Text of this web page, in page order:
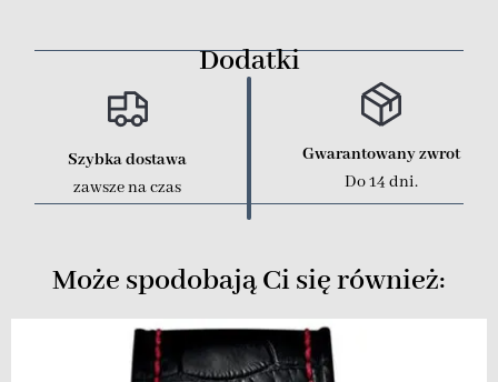
Dodatki
Szybka dostawa
zawsze na czas
Gwarantowany zwrot
Do 14 dni.
Może spodobają Ci się również: